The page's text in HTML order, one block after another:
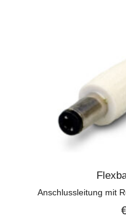
Anschlussleitung mit